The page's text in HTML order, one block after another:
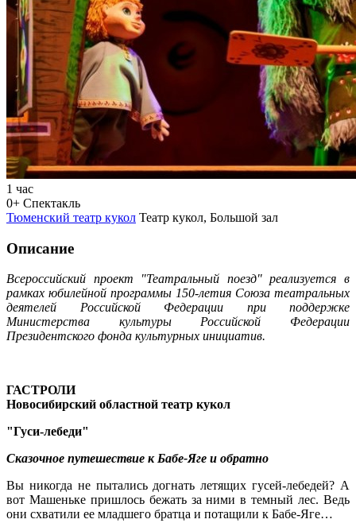
1 час
0+ Спектакль
Тюменский театр кукол Театр кукол, Большой зал
Описание
Всероссийский проект "Театральный поезд" реализуется в
рамках юбилейной программы 150-летия Союза театральных
деятелей Российской Федерации при поддержке
Министерства культуры Российской Федерации
Президентского фонда культурных инициатив.
ГАСТРОЛИ
Новосибирский областной театр кукол
"Гуси-лебеди"
Сказочное путешествие к Бабе-Яге и обратно
Вы никогда не пытались догнать летящих гусей-лебедей? А
вот Машеньке пришлось бежать за ними в темный лес. Ведь
они схватили ее младшего братца и потащили к Бабе-Яге…